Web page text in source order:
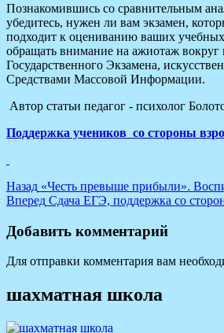
Познакомившись со сравнительным
убедитесь, нужен ли вам экзамен,
подходит к оцениванию ваших
обращать внимание на ажиотаж вокруг
Государственного Экзамена,
Средствами Массовой Информации.
Автор статьи педагог - психолог
Поддержка учеников со стороны
Навигация
по
записям
Назад Предыдущая
запись:
«Честь превыше прибыли».
Вперед Следующая
Сдача ЕГЭ, поддержка со
Добавить комментарий
Для отправки комментария вам
шахматная школа